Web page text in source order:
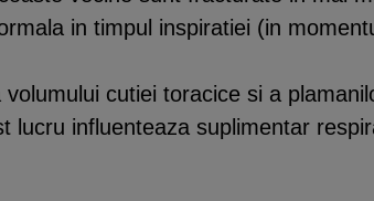
in timpul inspiratiei (in
cutiei toracice si a
lucru influenteaza suplimentar